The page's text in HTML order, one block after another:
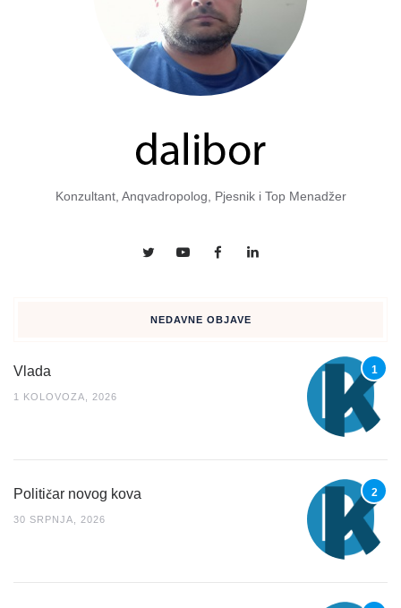
Konzultant, Anqvadropolog, Pjesnik i Top Menadžer
NEDAVNE OBJAVE
Vlada
1 KOLOVOZA, 2026
Političar novog kova
30 SRPNJA, 2026